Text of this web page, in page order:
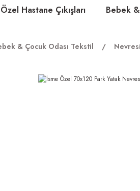
Hastane Çıkışları Bebek
& Çocuk Odası Tekstil